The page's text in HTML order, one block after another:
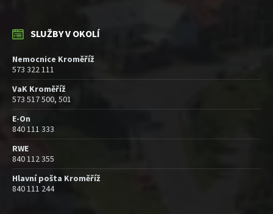
SLUŽBY V OKOLÍ
Nemocnice Kroměříž
573 322 111
VaK Kroměříž
573 517 500, 501
E-On
840 111 333
RWE
840 112 355
Hlavní pošta Kroměříž
840 111 244